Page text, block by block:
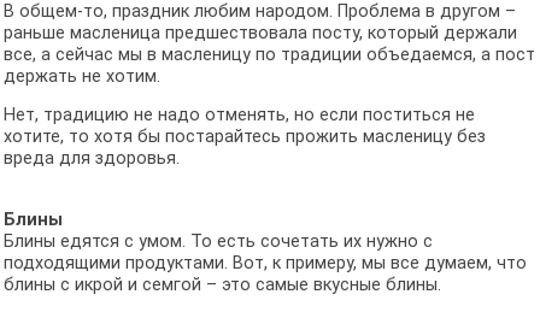
В общем-то, праздник любим народом. Проблема в другом –
раньше масленица предшествовала посту, который держали
все, а сейчас мы в масленицу по традиции объедаемся, а пост
держать не хотим.
Нет, традицию не надо отменять, но если поститься не
хотите, то хотя бы постарайтесь прожить масленицу без
вреда для здоровья.
Блины
Блины едятся с умом. То есть сочетать их нужно с
подходящими продуктами. Вот, к примеру, мы все думаем, что
блины с икрой и семгой – это самые вкусные блины.